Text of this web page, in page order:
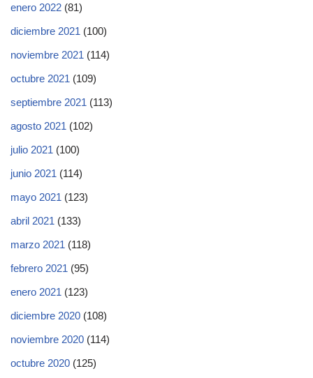
enero 2022 (81)
diciembre 2021 (100)
noviembre 2021 (114)
octubre 2021 (109)
septiembre 2021 (113)
agosto 2021 (102)
julio 2021 (100)
junio 2021 (114)
mayo 2021 (123)
abril 2021 (133)
marzo 2021 (118)
febrero 2021 (95)
enero 2021 (123)
diciembre 2020 (108)
noviembre 2020 (114)
octubre 2020 (125)